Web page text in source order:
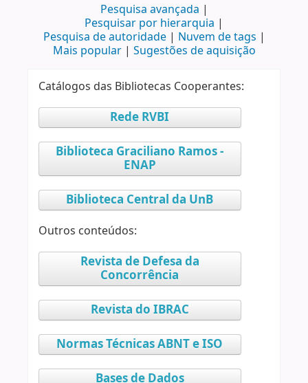
Pesquisa avançada
Pesquisar por hierarquia
Pesquisa de autoridade
Nuvem de tags
Mais popular
Sugestões de aquisição
Catálogos das Bibliotecas Cooperantes:
Rede RVBI
Biblioteca Graciliano Ramos -
ENAP
Biblioteca Central da UnB
Outros conteúdos:
Revista de Defesa da
Concorrência
Revista do IBRAC
Normas Técnicas ABNT e ISO
Bases de Dados